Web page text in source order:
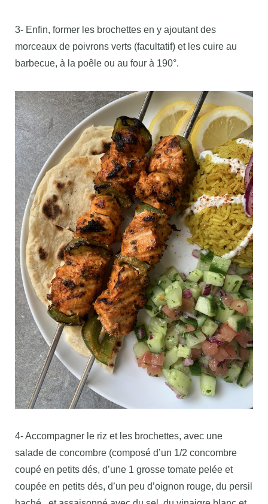
3- Enfin, former les brochettes en y ajoutant des
morceaux de poivrons verts (facultatif) et les cuire au
barbecue, à la poêle ou au four à 190°.
4- Accompagner le riz et les brochettes, avec une
salade de concombre (composé d’un 1/2 concombre
coupé en petits dés, d’une 1 grosse tomate pelée et
coupée en petits dés, d’un peu d’oignon rouge, du persil